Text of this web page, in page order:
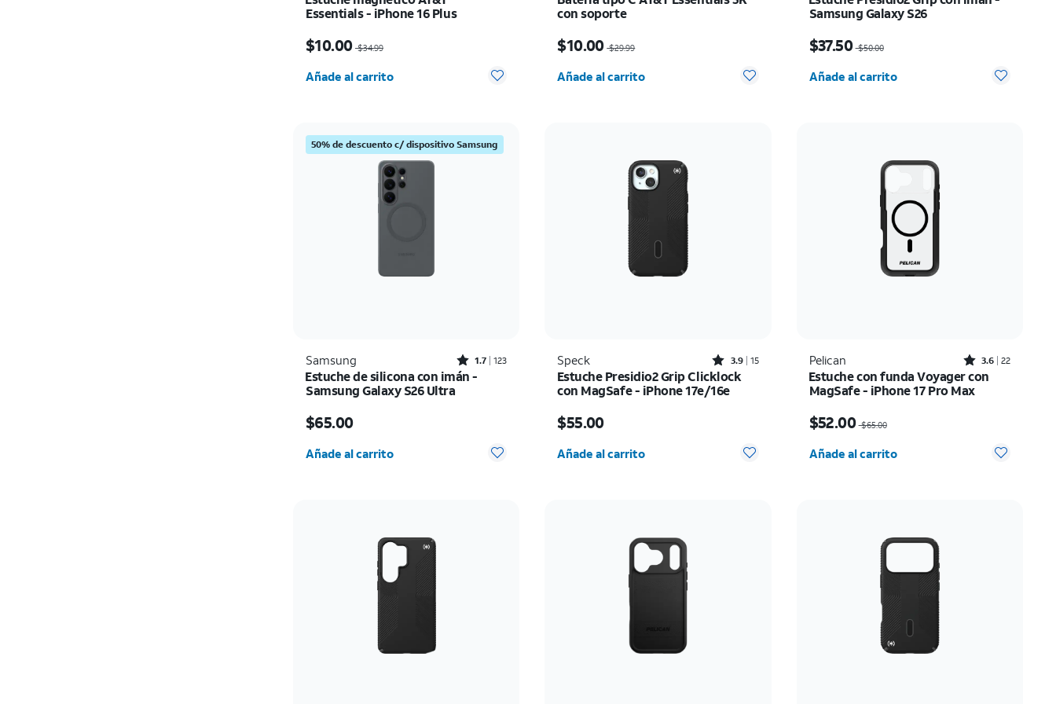
Essentials - iPhone 16 Plus
$10.00 $34.99
Cantidad seleccionada: 0
Añade al carrito
con soporte
$10.00 $29.99
Cantidad seleccionada: 0
Añade al carrito
Samsung Galaxy S26
$37.50 $50.00
Cantidad seleccionada: 0
Añade al carrito
50% de descuento c/ dispositivo Samsung
Samsung Rated1.7out of 5 stars with123reviews
1.7 123
Estuche de silicona con imán -
Samsung Galaxy S26 Ultra
$65.00
Añade al carrito
Speck Rated3.9out of 5 stars with15reviews
3.9 15
Estuche Presidio2 Grip Clicklock
con MagSafe - iPhone 17e/16e
$55.00
Añade al carrito
Pelican Rated3.6out of 5 stars with22reviews
3.6 22
Estuche con funda Voyager con
MagSafe - iPhone 17 Pro Max
$52.00 $65.00
Añade al carrito